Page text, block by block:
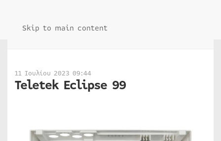
Skip to main content
11 Ιουλίου 2023 09:44
Teletek Eclipse 99